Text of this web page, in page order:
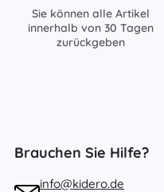
Sie können alle Artikel
innerhalb von 30 Tagen
zurückgeben
Brauchen Sie Hilfe?
info@kidero.de